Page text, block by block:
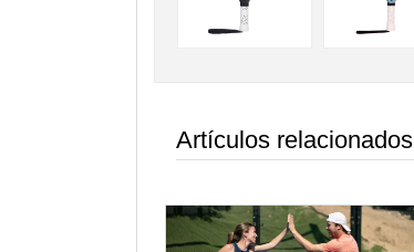
Artículos relacionados